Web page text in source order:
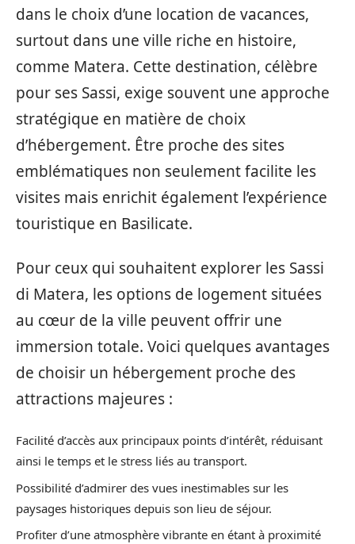
dans le choix d’une location de vacances,
surtout dans une ville riche en histoire,
comme Matera. Cette destination, célèbre
pour ses Sassi, exige souvent une approche
stratégique en matière de choix
d’hébergement. Être proche des sites
emblématiques non seulement facilite les
visites mais enrichit également l’expérience
touristique en Basilicate.
Pour ceux qui souhaitent explorer les Sassi
di Matera, les options de logement situées
au cœur de la ville peuvent offrir une
immersion totale. Voici quelques avantages
de choisir un hébergement proche des
attractions majeures :
Facilité d’accès aux principaux points d’intérêt, réduisant
ainsi le temps et le stress liés au transport.
Possibilité d’admirer des vues inestimables sur les
paysages historiques depuis son lieu de séjour.
Profiter d’une atmosphère vibrante en étant à proximité